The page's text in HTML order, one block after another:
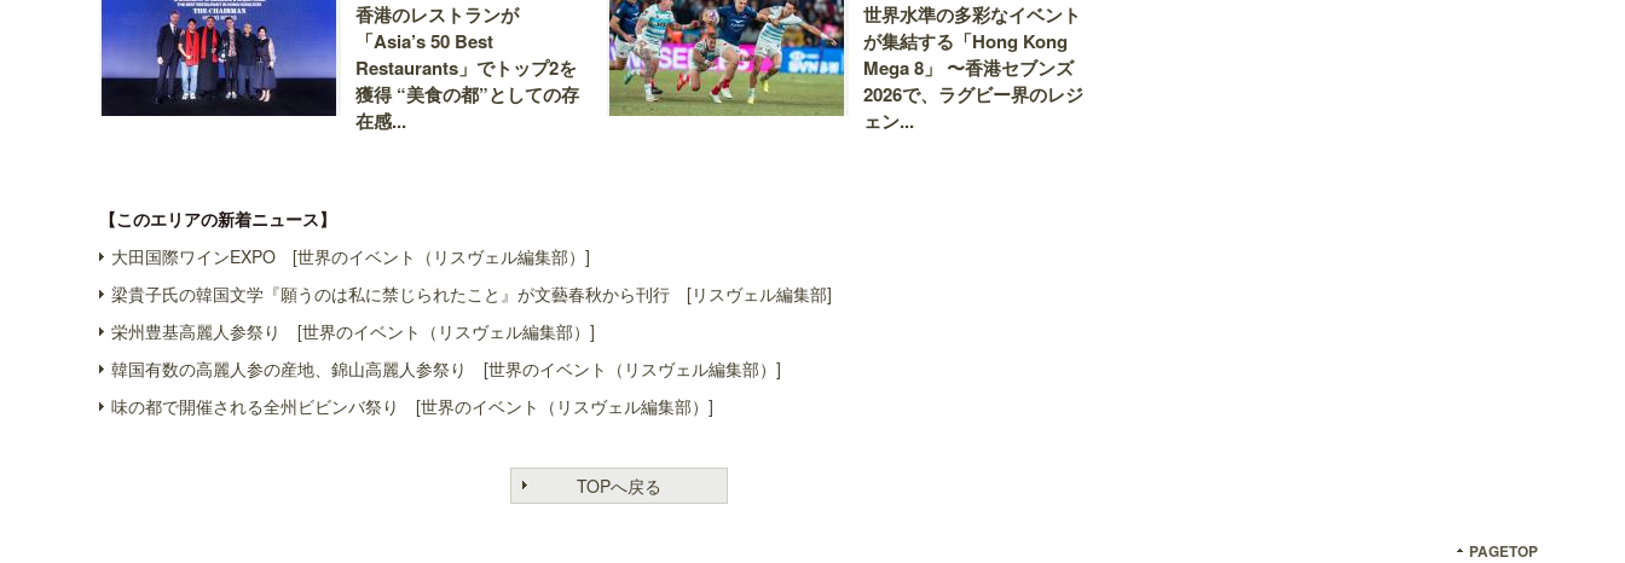
香港のレストランが
「Asia’s 50 Best
Restaurants」でトップ2を
獲得 “美食の都”としての存
在感...
世界水準の多彩なイベント
が集結する「Hong Kong
Mega 8」 〜香港セブンズ
2026で、ラグビー界のレジ
ェン...
【このエリアの新着ニュース】
大田国際ワインEXPO [世界のイベント（リスヴェル編集部）]
梁貴子氏の韓国文学『願うのは私に禁じられたこと』が文藝春秋から刊行 [リスヴェル編集部]
栄州豊基高麗人参祭り [世界のイベント（リスヴェル編集部）]
韓国有数の高麗人参の産地、錦山高麗人参祭り [世界のイベント（リスヴェル編集部）]
味の都で開催される全州ビビンバ祭り [世界のイベント（リスヴェル編集部）]
TOPへ戻る
PAGETOP